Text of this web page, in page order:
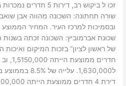
שורה תחתונה: השכונה מהווה אבן